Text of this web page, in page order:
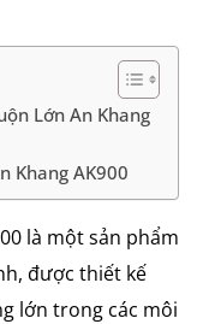
Lớn An Khang
Khang AK900
là một sản phẩm
được thiết kế
lớn trong các môi